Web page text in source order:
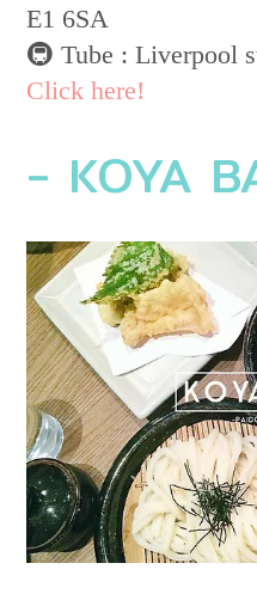
E1 6SA
🚇 Tube : Liverpool
Click here!
- KOYA